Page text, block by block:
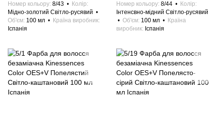
Номер кольору 8/43
Колір
Мідно-золотий Світло-русявий
Об'єм 100 мл
Країна виробник
Іспанія
Номер кольору 8/44
Колір
Інтенсвно-мідний Світло-русявий
Об'єм 100 мл
Країна
виробник
Іспанія